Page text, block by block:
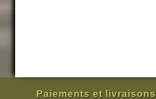
Paiements et livraisons